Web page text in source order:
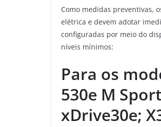
Como medidas preventivas,
elétrica e devem adotar
configuradas por meio do
níveis mínimos:
Para os
530e M
xDrive30e;